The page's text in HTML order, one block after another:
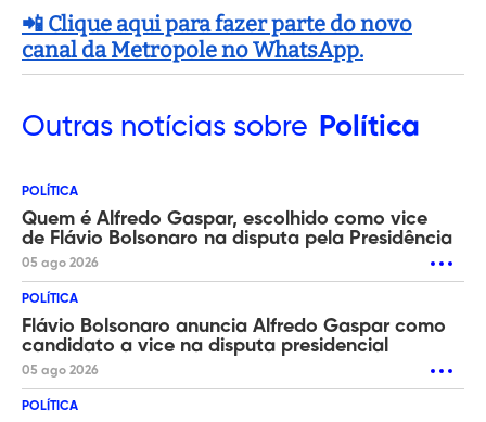
📲 Clique aqui para fazer parte do novo
canal da Metropole no WhatsApp.
Outras notícias sobre Política
POLÍTICA
Quem é Alfredo Gaspar, escolhido como vice
de Flávio Bolsonaro na disputa pela Presidência
05 ago 2026
POLÍTICA
Flávio Bolsonaro anuncia Alfredo Gaspar como
candidato a vice na disputa presidencial
05 ago 2026
POLÍTICA